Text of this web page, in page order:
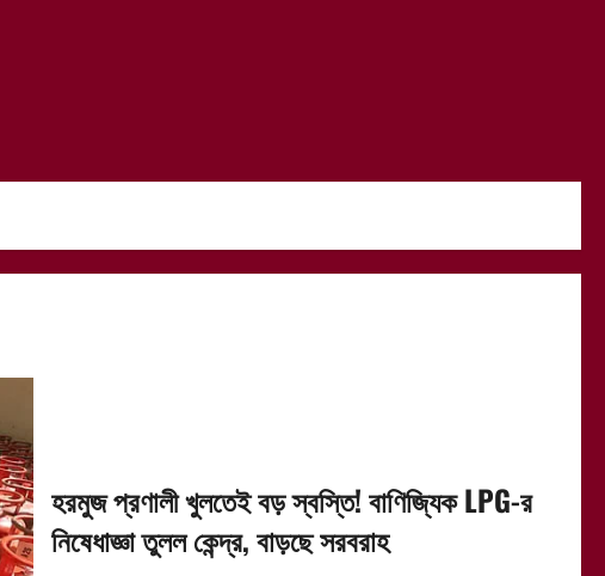
হরমুজ প্রণালী খুলতেই বড় স্বস্তি! বাণিজ্যিক LPG-র
নিষেধাজ্ঞা তুলল কেন্দ্র, বাড়ছে সরবরাহ